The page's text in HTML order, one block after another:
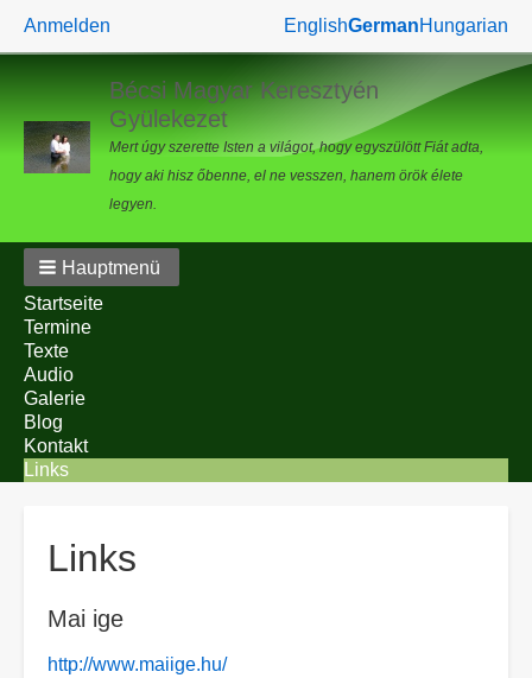
Benutzermenü
Anmelden EnglishGermanHungarian
Bécsi Magyar Keresztyén
Gyülekezet
Mert úgy szerette Isten a világot, hogy egyszülött Fiát adta,
hogy aki hisz őbenne, el ne vesszen, hanem örök élete
legyen.
Hauptmenü
Startseite
Termine
Texte
Audio
Galerie
Blog
Kontakt
Links
Links
Mai ige
http://www.maiige.hu/